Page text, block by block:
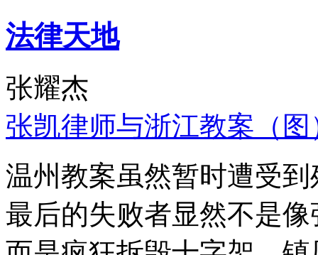
法律天地
张耀杰
张凯律师与浙江教案（图
温州教案虽然暂时遭受
最后的失败者显然不是